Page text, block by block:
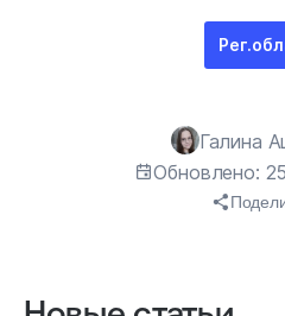
Галина
Обновлено: